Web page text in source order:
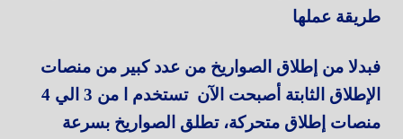
طريقة عملها
فبدلا من إطلاق الصواريخ من عدد كبير من منصات
الإطلاق الثابتة أصبحت الآن تستخدم ا من 3 الي 4
منصات إطلاق متحركة، تطلق الصواريخ بسرعة